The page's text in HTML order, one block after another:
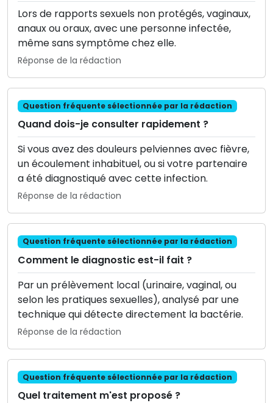
Lors de rapports sexuels non protégés, vaginaux,
anaux ou oraux, avec une personne infectée,
même sans symptôme chez elle.
Réponse de la rédaction
Question fréquente sélectionnée par la rédaction
Quand dois-je consulter rapidement ?
Si vous avez des douleurs pelviennes avec fièvre,
un écoulement inhabituel, ou si votre partenaire
a été diagnostiqué avec cette infection.
Réponse de la rédaction
Question fréquente sélectionnée par la rédaction
Comment le diagnostic est-il fait ?
Par un prélèvement local (urinaire, vaginal, ou
selon les pratiques sexuelles), analysé par une
technique qui détecte directement la bactérie.
Réponse de la rédaction
Question fréquente sélectionnée par la rédaction
Quel traitement m'est proposé ?